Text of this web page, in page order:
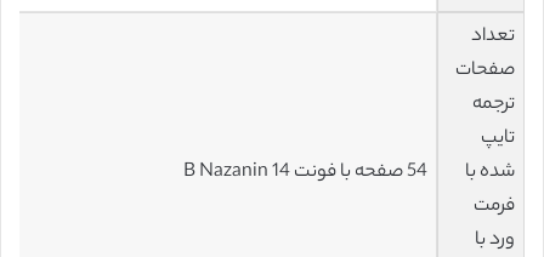
تعداد
صفحات
ترجمه
تایپ
شده با
فرمت
ورد با
54 صفحه با فونت 14 B Nazanin